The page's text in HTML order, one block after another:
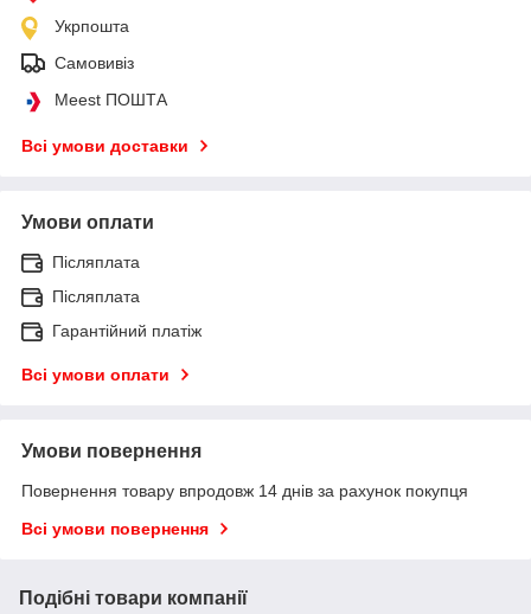
Укрпошта
Самовивіз
Meest ПОШТА
Всі умови доставки
Умови оплати
Післяплата
Післяплата
Гарантійний платіж
Всі умови оплати
Умови повернення
Повернення товару впродовж 14 днів за рахунок покупця
Всі умови повернення
Подібні товари компанії